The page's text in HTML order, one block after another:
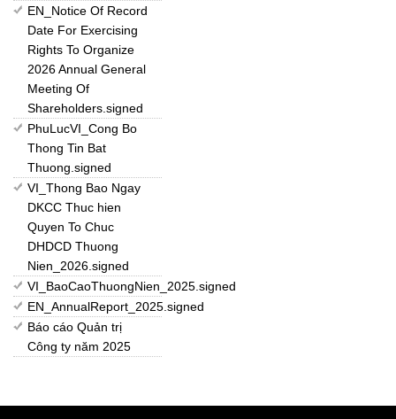
EN_Notice Of Record
Date For Exercising
Rights To Organize
2026 Annual General
Meeting Of
Shareholders.signed
PhuLucVI_Cong Bo
Thong Tin Bat
Thuong.signed
VI_Thong Bao Ngay
DKCC Thuc hien
Quyen To Chuc
DHDCD Thuong
Nien_2026.signed
VI_BaoCaoThuongNien_2025.signed
EN_AnnualReport_2025.signed
Báo cáo Quản trị
Công ty năm 2025